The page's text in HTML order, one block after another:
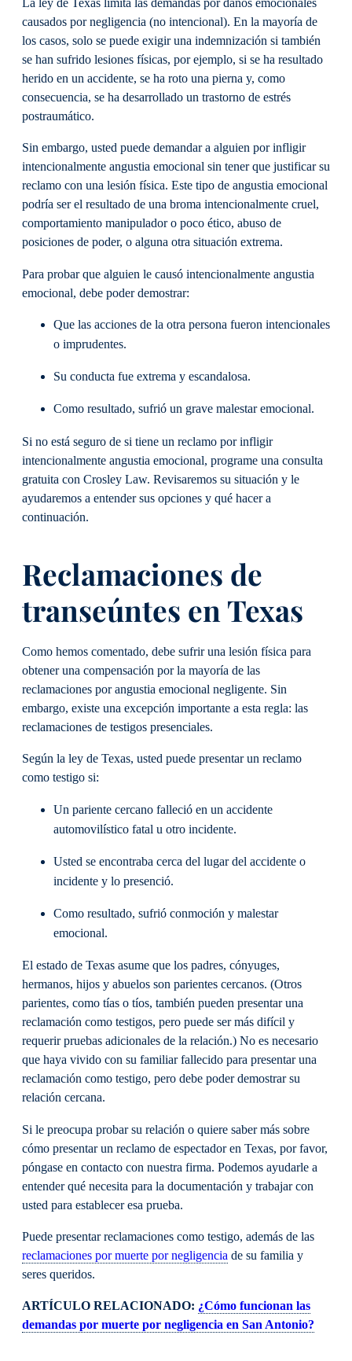
La ley de Texas limita las demandas por daños emocionales
causados por negligencia (no intencional). En la mayoría de
los casos, solo se puede exigir una indemnización si también
se han sufrido lesiones físicas, por ejemplo, si se ha resultado
herido en un accidente, se ha roto una pierna y, como
consecuencia, se ha desarrollado un trastorno de estrés
postraumático.
Sin embargo, usted puede demandar a alguien por infligir
intencionalmente angustia emocional sin tener que justificar su
reclamo con una lesión física. Este tipo de angustia emocional
podría ser el resultado de una broma intencionalmente cruel,
comportamiento manipulador o poco ético, abuso de
posiciones de poder, o alguna otra situación extrema.
Para probar que alguien le causó intencionalmente angustia
emocional, debe poder demostrar:
Que las acciones de la otra persona fueron intencionales
o imprudentes.
Su conducta fue extrema y escandalosa.
Como resultado, sufrió un grave malestar emocional.
Si no está seguro de si tiene un reclamo por infligir
intencionalmente angustia emocional, programe una consulta
gratuita con Crosley Law. Revisaremos su situación y le
ayudaremos a entender sus opciones y qué hacer a
continuación.
Reclamaciones de
transeúntes en Texas
Como hemos comentado, debe sufrir una lesión física para
obtener una compensación por la mayoría de las
reclamaciones por angustia emocional negligente. Sin
embargo, existe una excepción importante a esta regla: las
reclamaciones de testigos presenciales.
Según la ley de Texas, usted puede presentar un reclamo
como testigo si:
Un pariente cercano falleció en un accidente
automovilístico fatal u otro incidente.
Usted se encontraba cerca del lugar del accidente o
incidente y lo presenció.
Como resultado, sufrió conmoción y malestar
emocional.
El estado de Texas asume que los padres, cónyuges,
hermanos, hijos y abuelos son parientes cercanos. (Otros
parientes, como tías o tíos, también pueden presentar una
reclamación como testigos, pero puede ser más difícil y
requerir pruebas adicionales de la relación.) No es necesario
que haya vivido con su familiar fallecido para presentar una
reclamación como testigo, pero debe poder demostrar su
relación cercana.
Si le preocupa probar su relación o quiere saber más sobre
cómo presentar un reclamo de espectador en Texas, por favor,
póngase en contacto con nuestra firma. Podemos ayudarle a
entender qué necesita para la documentación y trabajar con
usted para establecer esa prueba.
Puede presentar reclamaciones como testigo, además de las
reclamaciones por muerte por negligencia de su familia y
seres queridos.
ARTÍCULO RELACIONADO: ¿Cómo funcionan las
demandas por muerte por negligencia en San Antonio?